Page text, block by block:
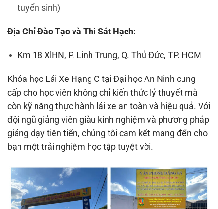
tuyển sinh)
Địa Chỉ Đào Tạo và Thi Sát Hạch:
Km 18 XlHN, P. Linh Trung, Q. Thủ Đức, TP. HCM
Khóa học Lái Xe Hạng C tại Đại học An Ninh cung
cấp cho học viên không chỉ kiến thức lý thuyết mà
còn kỹ năng thực hành lái xe an toàn và hiệu quả. Với
đội ngũ giảng viên giàu kinh nghiệm và phương pháp
giảng dạy tiên tiến, chúng tôi cam kết mang đến cho
bạn một trải nghiệm học tập tuyệt vời.